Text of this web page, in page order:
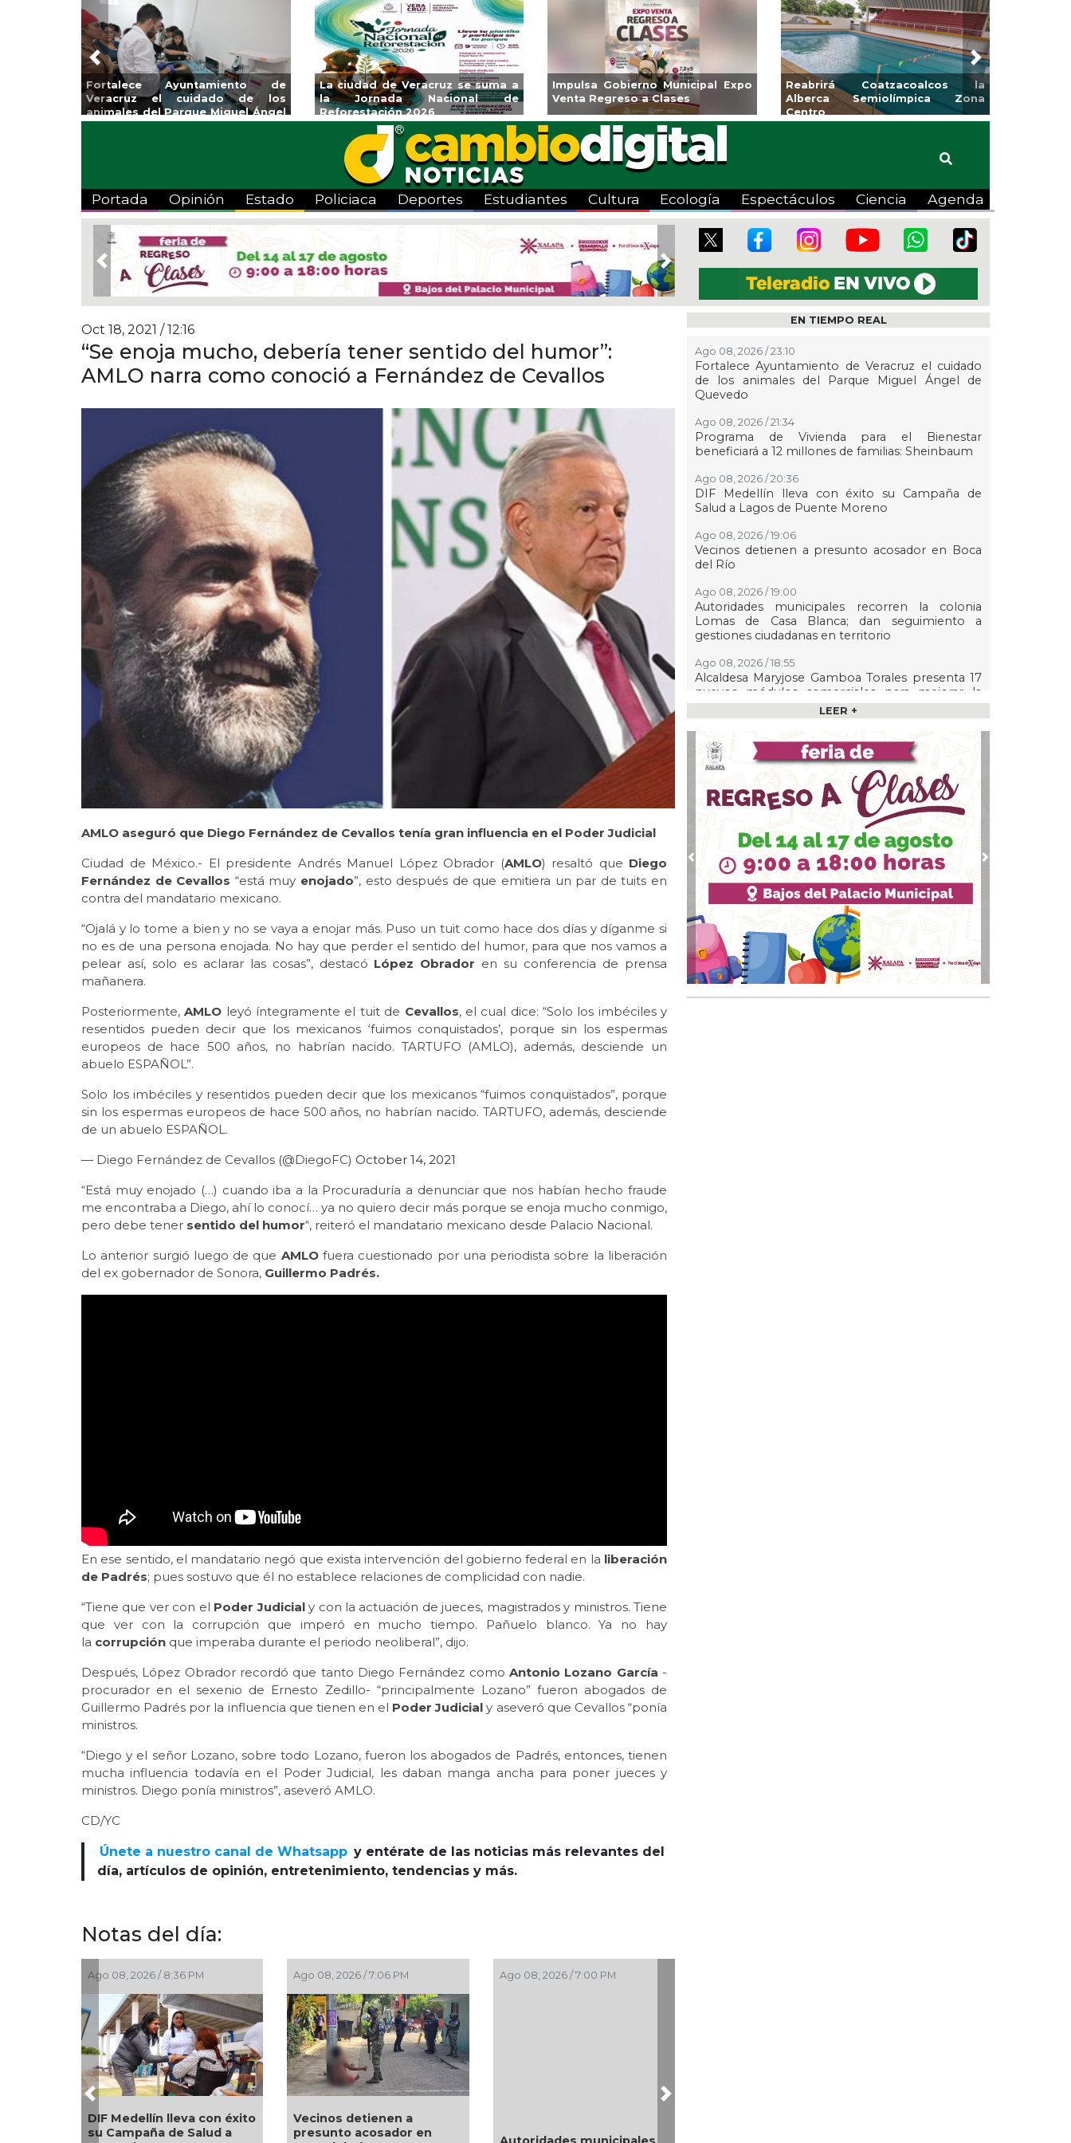
Impulsa Gobierno Municipal Expo
Venta Regreso a Clases
Reabrirá Coatzacoalcos la
Alberca Semiolímpica Zona
Centro
Invita Ayuntamiento de Veracruz
a Temporada de Artes “Escena
Viva”
Aplicará CMAS el Programa de
Tandeo durante agosto
Guarniciones y
colonia El Mango en
Previous Next
Portada Opinión Estado Policiaca Deportes Estudiantes Cultura Ecología Espectáculos Ciencia Agenda
Previous Next
Oct 18, 2021 / 12:16
“Se enoja mucho, debería tener sentido del humor”:
AMLO narra como conoció a Fernández de Cevallos
AMLO aseguró que Diego Fernández de Cevallos tenía gran influencia en el Poder Judicial
Ciudad de México.- El presidente Andrés Manuel López Obrador (AMLO) resaltó que Diego
Fernández de Cevallos “está muy enojado”, esto después de que emitiera un par de tuits en
contra del mandatario mexicano.
“Ojalá y lo tome a bien y no se vaya a enojar más. Puso un tuit como hace dos días y díganme si
no es de una persona enojada. No hay que perder el sentido del humor, para que nos vamos a
pelear así, solo es aclarar las cosas”, destacó López Obrador en su conferencia de prensa
mañanera.
Posteriormente,AMLO leyó íntegramente el tuit de Cevallos, el cual dice: “Solo los imbéciles y
resentidos pueden decir que los mexicanos ‘fuimos conquistados’, porque sin los espermas
europeos de hace 500 años, no habrían nacido. TARTUFO (AMLO), además, desciende un
abuelo ESPAÑOL”.
Solo los imbéciles y resentidos pueden decir que los mexicanos “fuimos conquistados”, porque
sin los espermas europeos de hace 500 años, no habrían nacido. TARTUFO, además, desciende
de un abuelo ESPAÑOL.
— Diego Fernández de Cevallos (@DiegoFC) October 14, 2021
“Está muy enojado (…) cuando iba a la Procuraduría a denunciar que nos habían hecho fraude
me encontraba a Diego, ahí lo conocí… ya no quiero decir más porque se enoja mucho conmigo,
pero debe tener sentido del humor“, reiteró el mandatario mexicano desde Palacio Nacional.
Lo anterior surgió luego de que AMLOfuera cuestionado por una periodista sobre la liberación
del ex gobernador de Sonora, Guillermo Padrés.
En ese sentido, el mandatario negó que exista intervención del gobierno federal en la liberación
de Padrés; pues sostuvo que él no establece relaciones de complicidad con nadie.
“Tiene que ver con el Poder Judicialy con la actuación de jueces, magistrados y ministros. Tiene
que ver con la corrupción que imperó en mucho tiempo. Pañuelo blanco. Ya no hay
la corrupción que imperaba durante el periodo neoliberal”, dijo.
Después, López Obrador recordó que tanto Diego Fernández como Antonio Lozano García -
procurador en el sexenio de Ernesto Zedillo- “principalmente Lozano” fueron abogados de
Guillermo Padrés por la influencia que tienen en el Poder Judicial y aseveró que Cevallos “ponía
ministros.
“Diego y el señor Lozano, sobre todo Lozano, fueron los abogados de Padrés, entonces, tienen
mucha influencia todavía en el Poder Judicial, les daban manga ancha para poner jueces y
ministros. Diego ponía ministros”, aseveró AMLO.
CD/YC
Únete a nuestro canal de Whatsapp y entérate de las noticias más relevantes del
día, artículos de opinión, entretenimiento, tendencias y más.
Notas del día:
Ago 08, 2026 / 7:06 PM
Vecinos detienen a
presunto acosador en
Ago 08, 2026 / 7:00 PM Ago 08, 2026 / 6:55 PM
Gamboa Torales presenta
¿Con o sin espuma?
Previous Next
EN TIEMPO REAL
Ago 08, 2026 / 23:10
Fortalece Ayuntamiento de Veracruz el cuidado
de los animales del Parque Miguel Ángel de
Quevedo
Ago 08, 2026 / 21:34
Programa de Vivienda para el Bienestar
beneficiará a 12 millones de familias: Sheinbaum
Ago 08, 2026 / 20:36
DIF Medellín lleva con éxito su Campaña de
Salud a Lagos de Puente Moreno
Ago 08, 2026 / 19:06
Vecinos detienen a presunto acosador en Boca
del Río
Ago 08, 2026 / 19:00
Autoridades municipales recorren la colonia
Lomas de Casa Blanca; dan seguimiento a
gestiones ciudadanas en territorio
Ago 08, 2026 / 18:55
Alcaldesa Maryjose Gamboa Torales presenta 17
nuevos módulos comerciales para mejorar la
imagen de las playas e impulsar la economía de
Boca del Río
Ago 08, 2026 / 16:53
Localizan una cartulina con mensajes
amenazantes en Papantla!!!
Ago 08, 2026 / 16:45
La ciudad de Veracruz se suma a la Jornada
Nacional de Reforestación 2026
Ago 08, 2026 / 16:34
¿Con o sin espuma?
Ago 08, 2026 / 16:33
Control y confianza:la prueba de la seguridad
Ago 08, 2026 / 15:34
Resguarda Ayuntamiento de Veracruz a canino
en situación de riesgo en zona norte de la ciudad
LEER +
Previous Next